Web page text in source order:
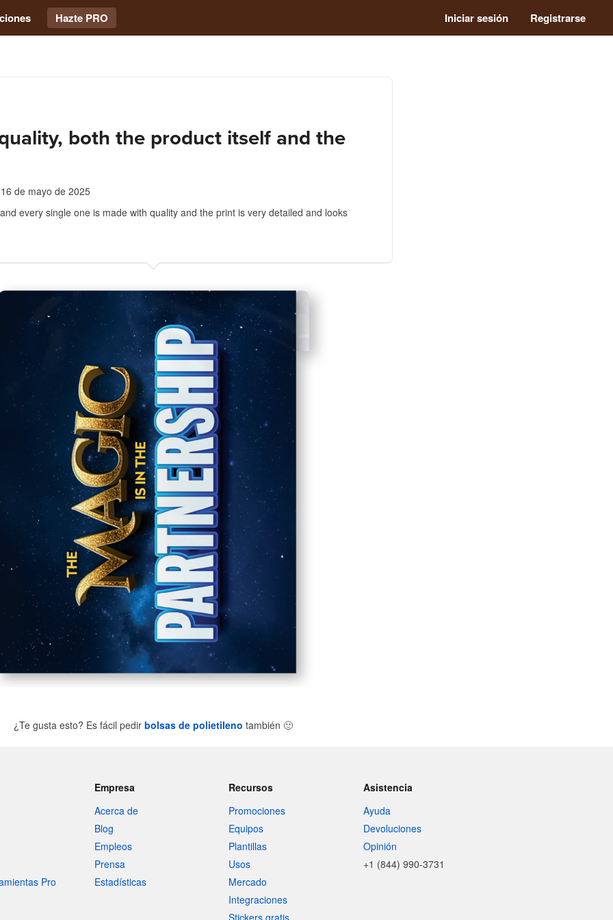
Hazte PRO Iniciar sesión Registrarse
both the product itself and the
16 de mayo de 2025
every single one is made with quality and the print is very detailed and looks
¿Te gusta esto? Es fácil pedir bolsas de polietileno también 🙂
Pro
Empresa
Acerca de
Blog
Empleos
Prensa
Estadísticas
Recursos
Promociones
Equipos
Plantillas
Usos
Mercado
Integraciones
Stickers gratis
Asistencia
Ayuda
Devoluciones
Opinión
+1 (844) 990-3731